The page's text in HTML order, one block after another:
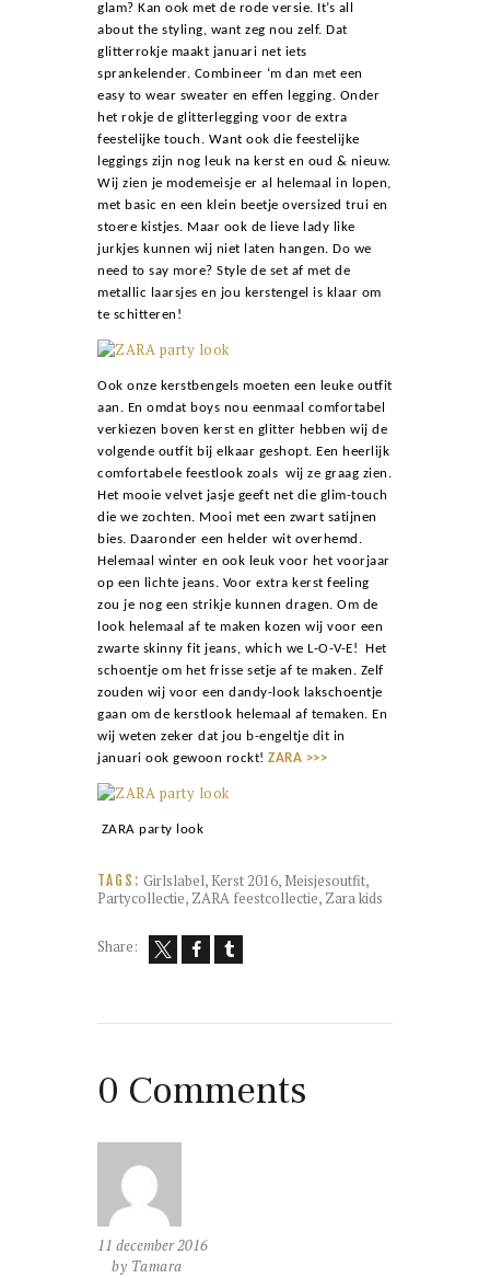
glam? Kan ook met de rode versie. It’s all
about the styling, want zeg nou zelf. Dat
glitterrokje maakt januari net iets
sprankelender. Combineer ‘m dan met een
easy to wear sweater en effen legging. Onder
het rokje de glitterlegging voor de extra
feestelijke touch. Want ook die feestelijke
leggings zijn nog leuk na kerst en oud & nieuw.
Wij zien je modemeisje er al helemaal in lopen,
met basic en een klein beetje oversized trui en
stoere kistjes. Maar ook de lieve lady like
jurkjes kunnen wij niet laten hangen. Do we
need to say more? Style de set af met de
metallic laarsjes en jou kerstengel is klaar om
te schitteren!
Ook onze kerstbengels moeten een leuke outfit
aan. En omdat boys nou eenmaal comfortabel
verkiezen boven kerst en glitter hebben wij de
volgende outfit bij elkaar geshopt. Een heerlijk
comfortabele feestlook zoals wij ze graag zien.
Het mooie velvet jasje geeft net die glim-touch
die we zochten. Mooi met een zwart satijnen
bies. Daaronder een helder wit overhemd.
Helemaal winter en ook leuk voor het voorjaar
op een lichte jeans. Voor extra kerst feeling
zou je nog een strikje kunnen dragen. Om de
look helemaal af te maken kozen wij voor een
zwarte skinny fit jeans, which we L-O-V-E! Het
schoentje om het frisse setje af te maken. Zelf
zouden wij voor een dandy-look lakschoentje
gaan om de kerstlook helemaal af temaken. En
wij weten zeker dat jou b-engeltje dit in
januari ook gewoon rockt! ZARA >>>
ZARA party look
TAGS: Girlslabel, Kerst 2016, Meisjesoutfit,
Partycollectie, ZARA feestcollectie, Zara kids
Share:
0 Comments
11 december 2016
by Tamara